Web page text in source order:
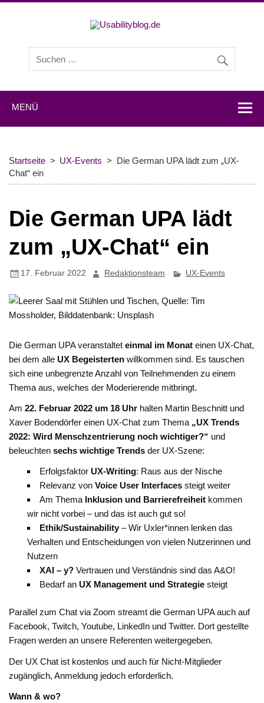
Experten zu den Themen Usability und User Experience.
MENÜ
Startseite UX-Events
Die German UPA lädt zum „UX-
Chat“ ein
Die German UPA lädt
zum „UX-Chat“ ein
17. Februar 2022 Redaktionsteam UX-Events
Die German UPA veranstalteteinmal im Monat einen UX-Chat,
bei dem alle UX Begeisterten willkommen sind. Es tauschen
sich eine unbegrenzte Anzahl von Teilnehmenden zu einem
Thema aus, welches der Moderierende mitbringt.
Am22. Februar 2022 um 18 Uhr halten Martin Beschnitt und
Xaver Bodendörfer einen UX-Chat zum Thema „UX Trends
2022: Wird Menschzentrierung noch wichtiger?“ und
beleuchtensechs wichtige Trends der UX-Szene:
Erfolgsfaktor UX-Writing: Raus aus der Nische
Relevanz von Voice User Interfacessteigt weiter
Am Thema Inklusion und Barrierefreiheitkommen
wir nicht vorbei – und das ist auch gut so!
Ethik/Sustainability– Wir Uxler*innen lenken das
Verhalten und Entscheidungen von vielen Nutzerinnen und
Nutzern
XAI – y?Vertrauen und Verständnis sind das A&O!
Bedarf an UX Management und Strategiesteigt
Parallel zum Chat via Zoom streamt die German UPA auch auf
Facebook, Twitch, Youtube, LinkedIn und Twitter. Dort gestellte
Fragen werden an unsere Referenten weitergegeben.
Der UX Chat ist kostenlos und auch für Nicht-Mitglieder
zugänglich, Anmeldung jedoch erforderlich.
Wann & wo?